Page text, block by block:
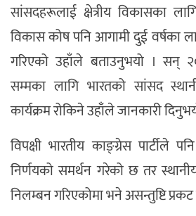
सांसदहरूलाई क्षेत्रीय विकासका
विकास कोष पनि आगामी दुई वर्षका
गरिएको उहाँले बताउनुभयो । सन्
सम्मका लागि भारतको सांसद
कार्यक्रम रोकिने उहाँले जानकारी
विपक्षी भारतीय काङ्ग्रेस पार्टीले
निर्णयको समर्थन गरेको छ तर
निलम्बन गरिएकोमा भने असन्तुष्टि